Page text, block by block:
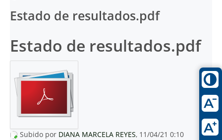
Estado de resultados.pdf
Estado de resultados.pdf
Subido por DIANA MARCELA REYES, 11/04/21 0:10